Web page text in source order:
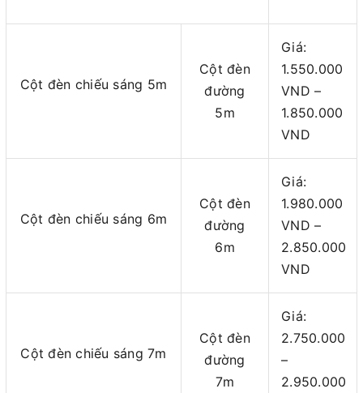
Cột đèn chiếu sáng 5m
Cột đèn
đường
5m
Giá:
1.550.000
VND –
1.850.000
VND
Cột đèn chiếu sáng 6m
Cột đèn
đường
6m
Giá:
1.980.000
VND –
2.850.000
VND
Cột đèn chiếu sáng 7m
Cột đèn
đường
7m
Giá:
2.750.000
–
2.950.000